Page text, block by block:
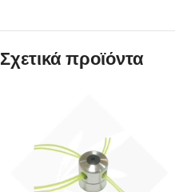
Σχετικά προϊόντα